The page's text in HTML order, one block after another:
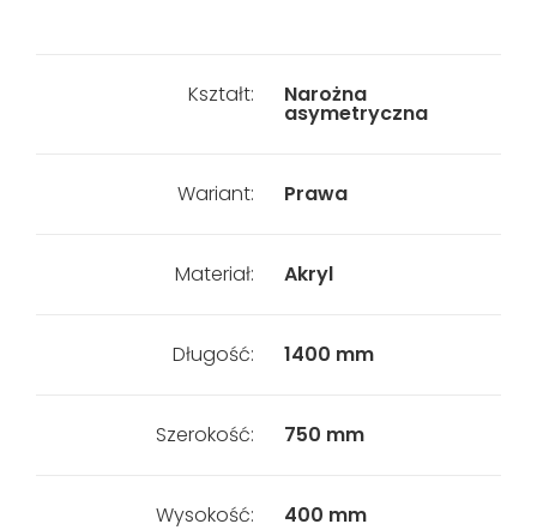
Kształt: Narożna
asymetryczna
Wariant: Prawa
Materiał: Akryl
Długość: 1400 mm
Szerokość: 750 mm
Wysokość: 400 mm